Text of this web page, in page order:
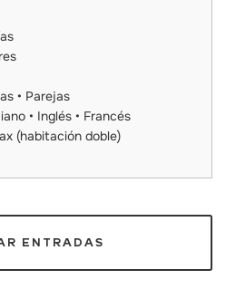
• Parejas
• Inglés • Francés
(habitación doble)
ENTRADAS